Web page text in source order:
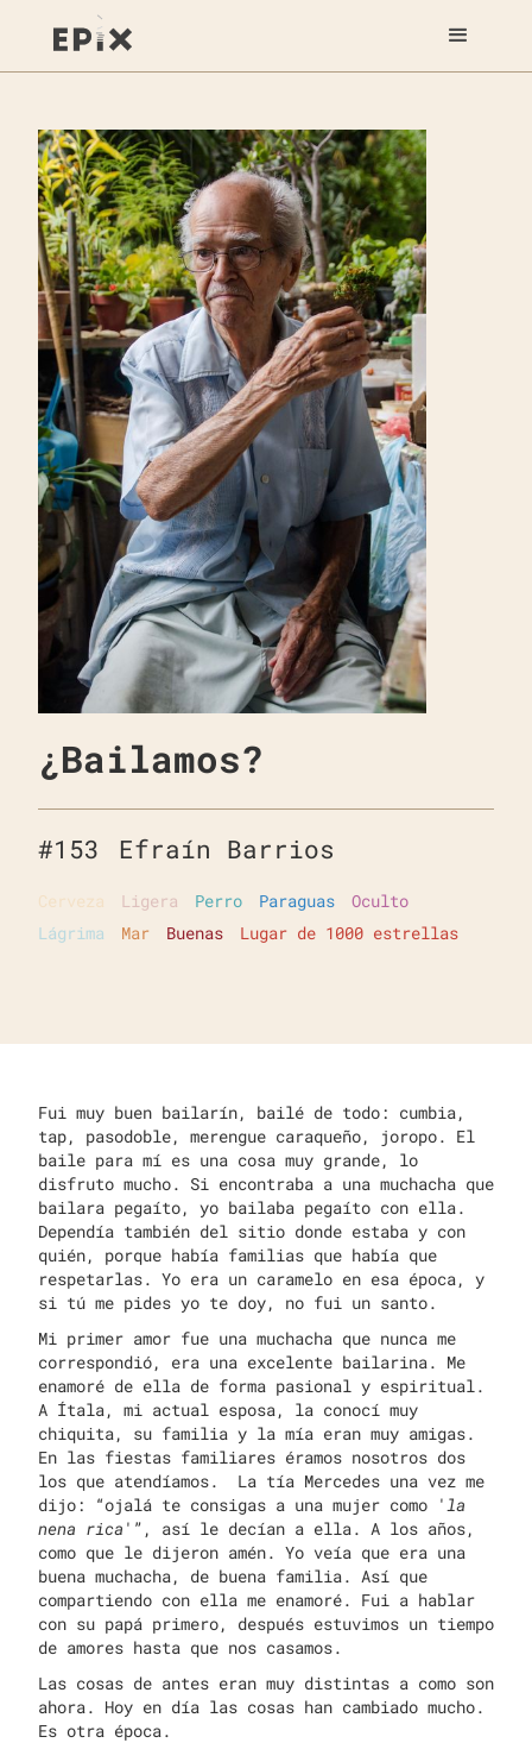
¿Bailamos?
#153 Efraín Barrios
Cerveza Ligera Perro Paraguas
Oculto
Lágrima
Mar Buenas Lugar de 1000 estrellas
Fui muy buen bailarín, bailé de todo: cumbia,
tap, pasodoble, merengue caraqueño, joropo. El
baile para mí es una cosa muy grande, lo
disfruto mucho. Si encontraba a una muchacha que
bailara pegaíto, yo bailaba pegaíto con ella.
Dependía también del sitio donde estaba y con
quién, porque había familias que había que
respetarlas. Yo era un caramelo en esa época, y
si tú me pides yo te doy, no fui un santo.
Mi primer amor fue una muchacha que nunca me
correspondió, era una excelente bailarina. Me
enamoré de ella de forma pasional y espiritual.
A Ítala, mi actual esposa, la conocí muy
chiquita, su familia y la mía eran muy amigas.
En las fiestas familiares éramos nosotros dos
los que atendíamos. La tía Mercedes una vez me
dijo: “ojalá te consigas a una mujer como ' la
nena rica '”, así le decían a ella. A los años,
como que le dijeron amén. Yo veía que era una
buena muchacha, de buena familia. Así que
compartiendo con ella me enamoré. Fui a hablar
con su papá primero, después estuvimos un tiempo
de amores hasta que nos casamos.
Las cosas de antes eran muy distintas a como son
ahora. Hoy en día las cosas han cambiado mucho.
Es otra época.